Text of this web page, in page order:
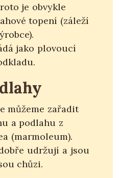
je obvykle
topení (záleží
jako plovoucí
můžeme zařadit
a podlahu z
(marmoleum).
udržují a jsou
chůzi.